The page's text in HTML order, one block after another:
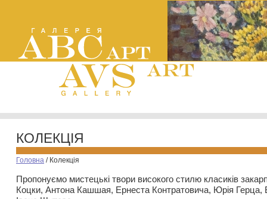
КОЛЕКЦІЯ
Головна / Колекція
Пропонуємо мистецькі твори високого стилю класиків
Коцки, Антона Кашшая, Ернеста Контратовича, Юрія